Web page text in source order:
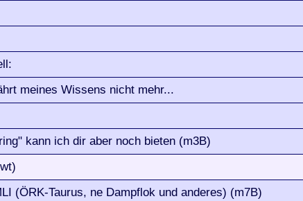
meines Wissens nicht mehr...
kann ich dir aber noch bieten (m3B)
(ÖRK-Taurus, ne Dampflok und anderes) (m7B)